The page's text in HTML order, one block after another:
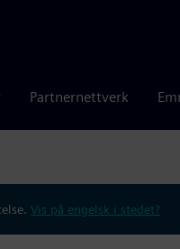
Partnernettverk
Vis på engelsk i stedet?